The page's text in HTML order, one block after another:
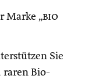
Marke „bio
Sie
raren Bio-